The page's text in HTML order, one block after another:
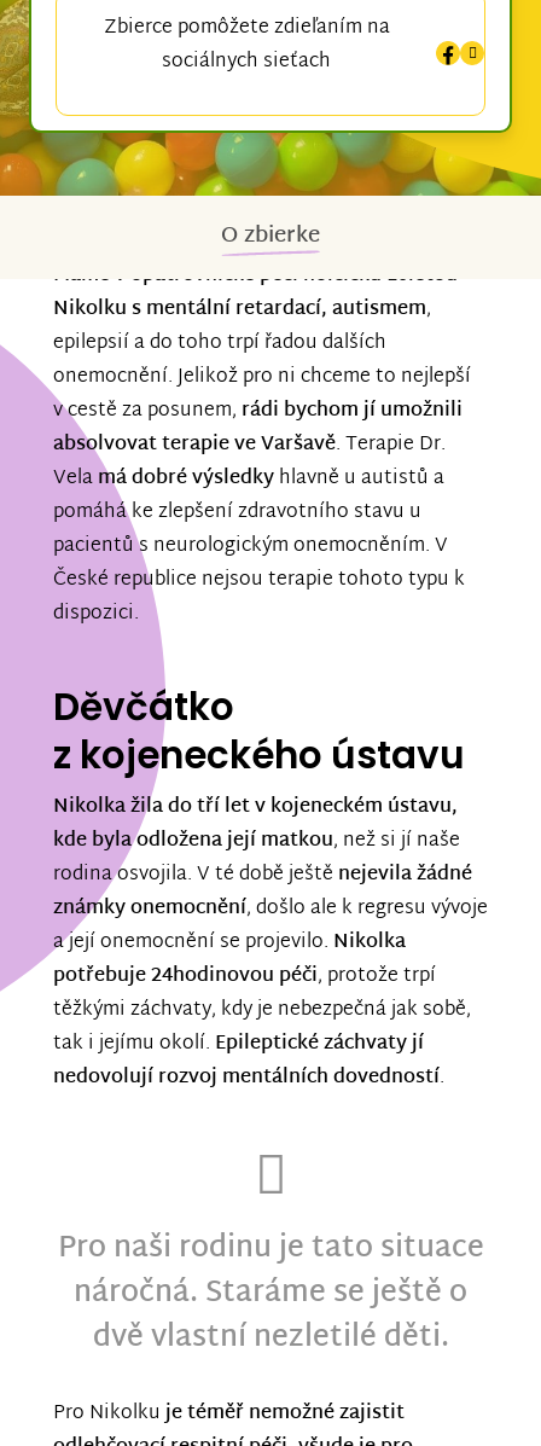
Zbierce pomôžete zdieľaním na
sociálnych sieťach
O zbierke
Máme v opatrovnické péči holčičku 10letou
Nikolku s mentální retardací, autismem,
epilepsií a do toho trpí řadou dalších
onemocnění. Jelikož pro ni chceme to nejlepší
v cestě za posunem, rádi bychom jí umožnili
absolvovat terapie ve Varšavě. Terapie Dr.
Velamá dobré výsledkyhlavně u autistů a
pomáhá ke zlepšení zdravotního stavu u
pacientů s neurologickým onemocněním. V
České republice nejsou terapie tohoto typu k
dispozici.
Děvčátko
z kojeneckého ústavu
Nikolka žila do tří let v kojeneckém ústavu,
kde byla odložena její matkou, než si jí naše
rodina osvojila. V té době ještě nejevila žádné
známky onemocnění, došlo ale k regresu vývoje
a její onemocnění se projevilo. Nikolka
potřebuje 24hodinovou péči, protože trpí
těžkými záchvaty, kdy je nebezpečná jak sobě,
tak i jejímu okolí. Epileptické záchvaty jí
nedovolují rozvoj mentálních dovedností.
Pro naši rodinu je tato situace
náročná. Staráme se ještě o
dvě vlastní nezletilé děti.
Pro Nikolkuje téměř nemožné zajistit